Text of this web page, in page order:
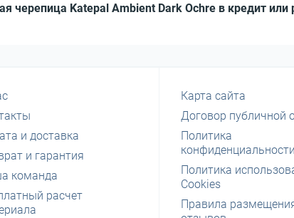
черепица Katepal Ambient Dark Ochre в кредит или
и доставка
и гарантия
команда
расчет
Карта сайта
Договор публичной
Политика
конфиденциальности
Политика
Cookies
Правила